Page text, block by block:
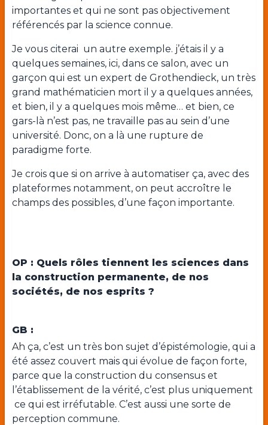
importantes et qui ne sont pas objectivement
référencés par la science connue.
Je vous citerai un autre exemple. j’étais il y a
quelques semaines, ici, dans ce salon, avec un
garçon qui est un expert de Grothendieck, un très
grand mathématicien mort il y a quelques années,
et bien, il y a quelques mois même… et bien, ce
gars-là n’est pas, ne travaille pas au sein d’une
université. Donc, on a là une rupture de
paradigme forte.
Je crois que si on arrive à automatiser ça, avec des
plateformes notamment, on peut accroître le
champs des possibles, d’une façon importante.
OP : Quels rôles tiennent les sciences dans
la construction permanente, de nos
sociétés, de nos esprits ?
GB :
Ah ça, c’est un très bon sujet d’épistémologie, qui a
été assez couvert mais qui évolue de façon forte,
parce que la construction du consensus et
l’établissement de la vérité, c’est plus uniquement
ce qui est irréfutable. C’est aussi une sorte de
perception commune.